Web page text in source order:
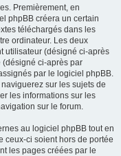
Premièrement, en
phpBB créera un certain
téléchargés dans les
ordinateur. Les deux
utilisateur (désigné ci-après
(désigné ci-après par
par le logiciel phpBB.
sur les sujets de
les informations sur les
sur le forum.
au logiciel phpBB tout en
ceux-ci soient hors de portée
les pages créées par le